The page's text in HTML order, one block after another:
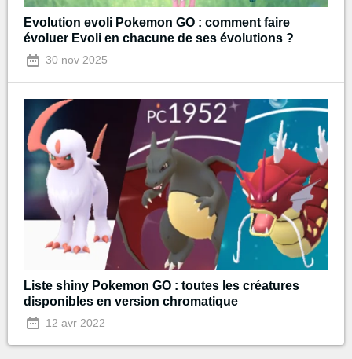
Evolution evoli Pokemon GO : comment faire
évoluer Evoli en chacune de ses évolutions ?
30 nov 2025
Liste shiny Pokemon GO : toutes les créatures
disponibles en version chromatique
12 avr 2022